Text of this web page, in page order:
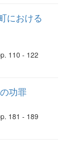
における
110 - 122
功罪
181 - 189